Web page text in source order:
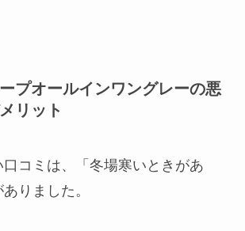
プオールインワングレーの悪
リット
コミは、「冬場寒いときがあ
りました。